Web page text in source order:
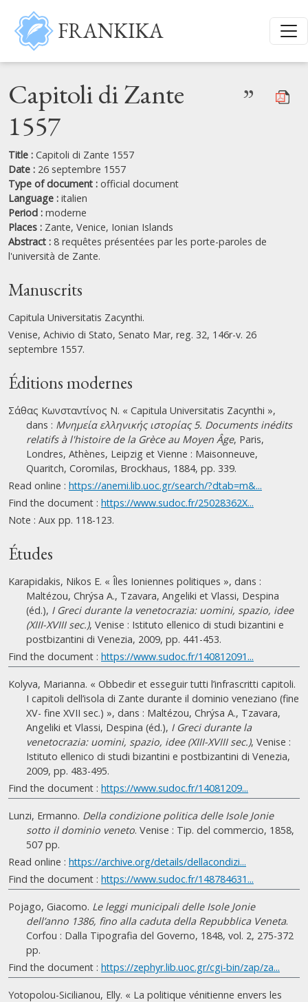
Skip to main content
FRANKIKA
Capitoli di Zante
1557
”
Title : Capitoli di Zante 1557
Date : 26 septembre 1557
Type of document : official document
Language : italien
Period : moderne
Places : Zante, Venice, Ionian Islands
Abstract : 8 requêtes présentées par les porte-paroles de
l'università de Zante.
Manuscrits
Capitula Universitatis Zacynthi.
Venise, Achivio di Stato, Senato Mar, reg. 32, 146r-v. 26
septembre 1557.
Éditions modernes
Σάθας Κωνσταντίνος Ν. « Capitula Universitatis Zacynthi »,
dans : Μνημεία ελληνικής ιστορίας 5. Documents inédits
relatifs à l'histoire de la Grèce au Moyen Âge, Paris,
Londres, Athènes, Leipzig et Vienne : Maisonneuve,
Quaritch, Coromilas, Brockhaus, 1884, pp. 339.
Read online : https://anemi.lib.uoc.gr/search/?dtab=m&...
Find the document : https://www.sudoc.fr/25028362X...
Note : Aux pp. 118-123.
Études
Karapidakis, Nikos E. « Îles Ioniennes politiques », dans :
Maltézou, Chrýsa A., Tzavara, Angeliki et Vlassi, Despina
(éd.), I Greci durante la venetocrazia: uomini, spazio, idee
(XIII-XVIII sec.), Venise : Istituto ellenico di studi bizantini e
postbizantini di Venezia, 2009, pp. 441-453.
Find the document : https://www.sudoc.fr/140812091...
Kolyva, Marianna. « Obbedir et esseguir tutti l’infrascritti capitoli.
I capitoli dell’isola di Zante durante il dominio veneziano (fine
XV- fine XVII sec.) », dans : Maltézou, Chrýsa A., Tzavara,
Angeliki et Vlassi, Despina (éd.), I Greci durante la
venetocrazia: uomini, spazio, idee (XIII-XVIII sec.), Venise :
Istituto ellenico di studi bizantini e postbizantini di Venezia,
2009, pp. 483-495.
Find the document : https://www.sudoc.fr/14081209...
Lunzi, Ermanno. Della condizione politica delle Isole Jonie
sotto il dominio veneto. Venise : Tip. del commercio, 1858,
507 pp.
Read online : https://archive.org/details/dellacondizi...
Find the document : https://www.sudoc.fr/148784631...
Pojago, Giacomo. Le leggi municipali delle Isole Jonie
dell’anno 1386, fino alla caduta della Repubblica Veneta.
Corfou : Dalla Tipografia del Governo, 1848, vol. 2, 275-372
pp.
Find the document : https://zephyr.lib.uoc.gr/cgi-bin/zap/za...
Yotopolou-Sicilianou, Elly. « La politique vénitienne envers les